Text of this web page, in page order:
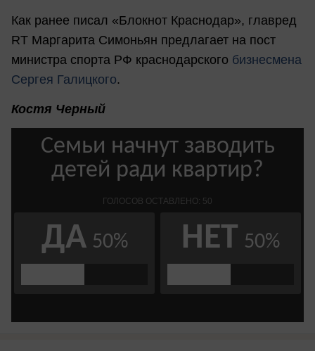
Как ранее писал «Блокнот Краснодар», главред
RT Маргарита Симоньян предлагает на пост
министра спорта РФ краснодарского бизнесмена
Сергея Галицкого.
Костя Черный